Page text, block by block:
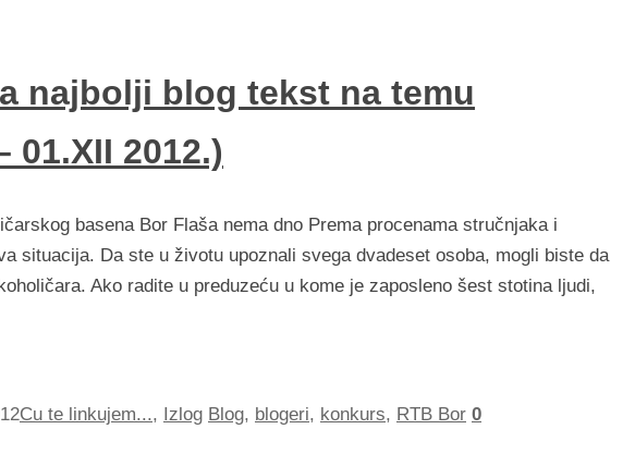
najbolji blog tekst na temu
01.XII 2012.)
basena Bor Flaša nema dno Prema procenama stručnjaka i
situacija. Da ste u životu upoznali svega dvadeset osoba, mogli biste da
Ako radite u preduzeću u kome je zaposleno šest stotina ljudi,
Cu te linkujem..., Izlog Blog, blogeri, konkurs, RTB Bor 0